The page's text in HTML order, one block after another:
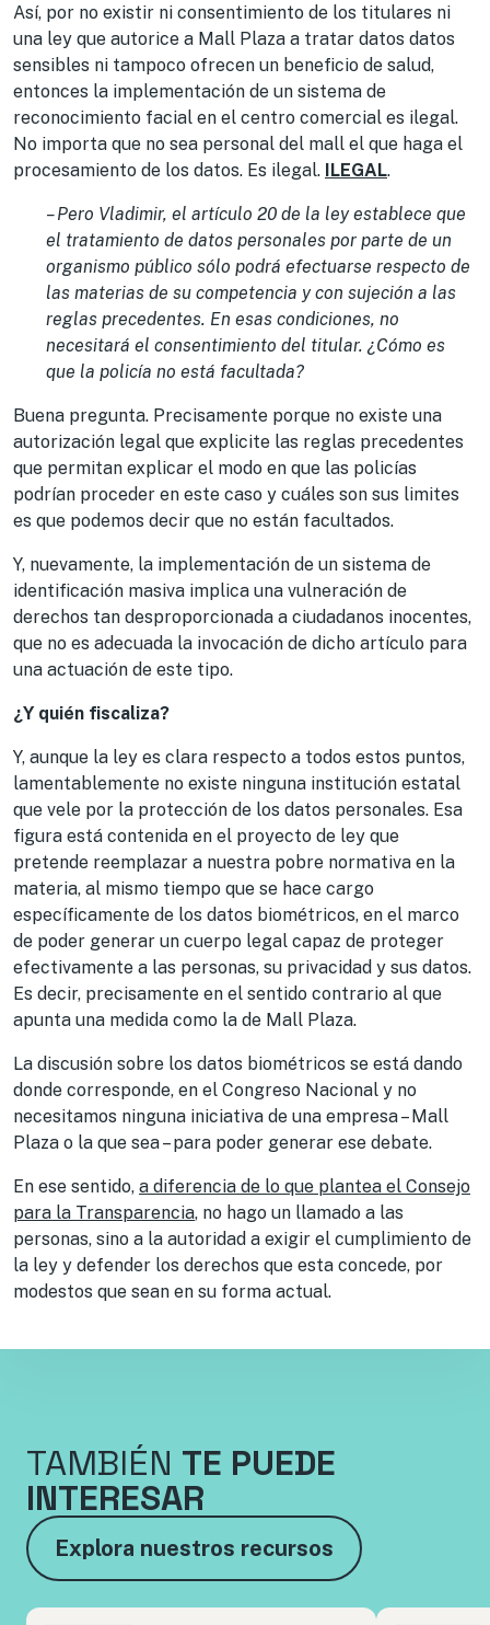
Así, por no existir ni consentimiento de los titulares ni
una ley que autorice a Mall Plaza a tratar datos datos
sensibles ni tampoco ofrecen un beneficio de salud,
entonces la implementación de un sistema de
reconocimiento facial en el centro comercial es ilegal.
No importa que no sea personal del mall el que haga el
procesamiento de los datos. Es ilegal.
ILEGAL.
– Pero Vladimir, el artículo 20 de la ley establece que
el tratamiento de datos personales por parte de un
organismo público sólo podrá efectuarse respecto de
las materias de su competencia y con sujeción a las
reglas precedentes. En esas condiciones, no
necesitará el consentimiento del titular. ¿Cómo es
que la policía no está facultada?
Buena pregunta. Precisamente porque no existe una
autorización legal que explicite las reglas precedentes
que permitan explicar el modo en que las policías
podrían proceder en este caso y cuáles son sus limites
es que podemos decir que no están facultados.
Y, nuevamente, la implementación de un sistema de
identificación masiva implica una vulneración de
derechos tan desproporcionada a ciudadanos inocentes,
que no es adecuada la invocación de dicho artículo para
una actuación de este tipo.
¿Y quién fiscaliza?
Y, aunque la ley es clara respecto a todos estos puntos,
lamentablemente no existe ninguna institución estatal
que vele por la protección de los datos personales. Esa
figura está contenida en el proyecto de ley que
pretende reemplazar a nuestra pobre normativa en la
materia, al mismo tiempo que se hace cargo
específicamente de los datos biométricos, en el marco
de poder generar un cuerpo legal capaz de proteger
efectivamente a las personas, su privacidad y sus datos.
Es decir, precisamente en el sentido contrario al que
apunta una medida como la de Mall Plaza.
La discusión sobre los datos biométricos se está dando
donde corresponde, en el Congreso Nacional y no
necesitamos ninguna iniciativa de una empresa – Mall
Plaza o la que sea – para poder generar ese debate.
En ese sentido, a diferencia de lo que plantea el Consejo
para la Transparencia, no hago un llamado a las
personas, sino a la autoridad a exigir el cumplimiento de
la ley y defender los derechos que esta concede, por
modestos que sean en su forma actual.
TAMBIÉN TE PUEDE
INTERESAR
Explora nuestros recursos